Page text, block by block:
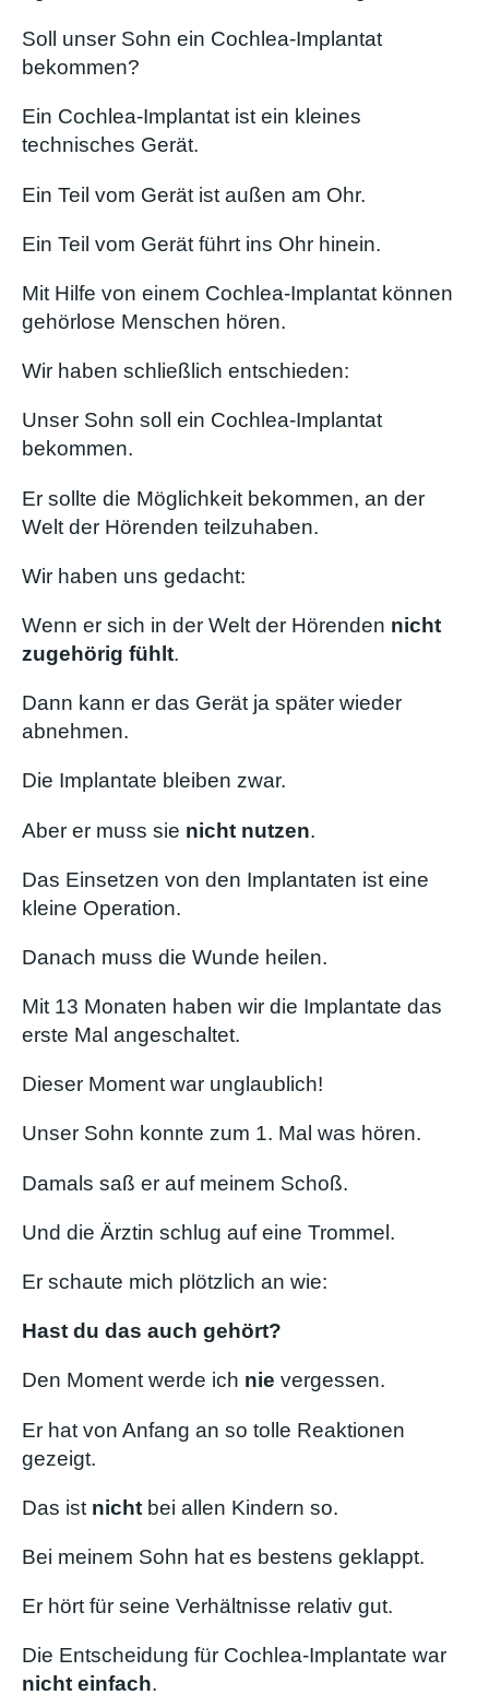
Soll unser Sohn ein Cochlea-Implantat
bekommen?
Ein Cochlea-Implantat ist ein kleines
technisches Gerät.
Ein Teil vom Gerät ist außen am Ohr.
Ein Teil vom Gerät führt ins Ohr hinein.
Mit Hilfe von einem Cochlea-Implantat können
gehörlose Menschen hören.
Wir haben schließlich entschieden:
Unser Sohn soll ein Cochlea-Implantat
bekommen.
Er sollte die Möglichkeit bekommen, an der
Welt der Hörenden teilzuhaben.
Wir haben uns gedacht:
Wenn er sich in der Welt der Hörenden nicht
zugehörig fühlt.
Dann kann er das Gerät ja später wieder
abnehmen.
Die Implantate bleiben zwar.
Aber er muss sie nicht nutzen.
Das Einsetzen von den Implantaten ist eine
kleine Operation.
Danach muss die Wunde heilen.
Mit 13 Monaten haben wir die Implantate das
erste Mal angeschaltet.
Dieser Moment war unglaublich!
Unser Sohn konnte zum 1. Mal was hören.
Damals saß er auf meinem Schoß.
Und die Ärztin schlug auf eine Trommel.
Er schaute mich plötzlich an wie:
Hast du das auch gehört?
Den Moment werde ich nie vergessen.
Er hat von Anfang an so tolle Reaktionen
gezeigt.
Das ist nichtbei allen Kindern so.
Bei meinem Sohn hat es bestens geklappt.
Er hört für seine Verhältnisse relativ gut.
Die Entscheidung für Cochlea-Implantate war
nicht einfach.